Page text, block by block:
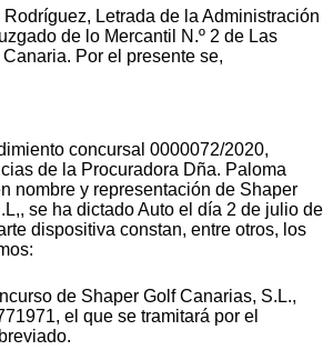
Letrada de la Administración
de lo Mercantil N.º 2 de Las
Por el presente se,
concursal 0000072/2020,
de la Procuradora Dña. Paloma
nombre y representación de Shaper
se ha dictado Auto el día 2 de julio de
dispositiva constan, entre otros, los
de Shaper Golf Canarias, S.L.,
el que se tramitará por el